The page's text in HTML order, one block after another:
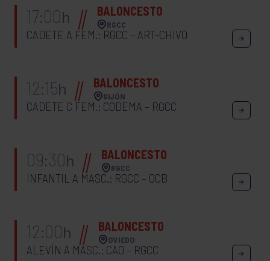
17:00h BALONCESTO
RGCC
CADETE A FEM.: RGCC – ART-CHIVO
12:15h BALONCESTO
GIJÓN
CADETE C FEM.: CODEMA – RGCC
09:30h BALONCESTO
RGCC
INFANTIL A MASC.: RGCC – OCB
12:00h BALONCESTO
OVIEDO
ALEVÍN A MASC.: CAO – RGCC